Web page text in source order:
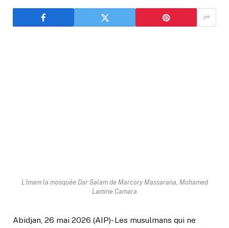
L'imam la mosquée Dar Salam de Marcory Massarana, Mohamed
Lamine Camara
Abidjan, 26 mai 2026 (AIP)- Les musulmans qui ne